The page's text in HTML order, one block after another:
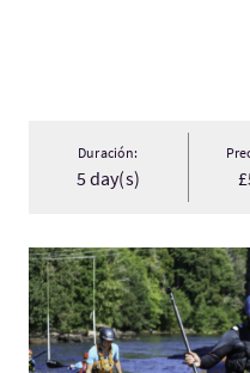
Duración:
5 day(s)
Visita:SUP across Scotland